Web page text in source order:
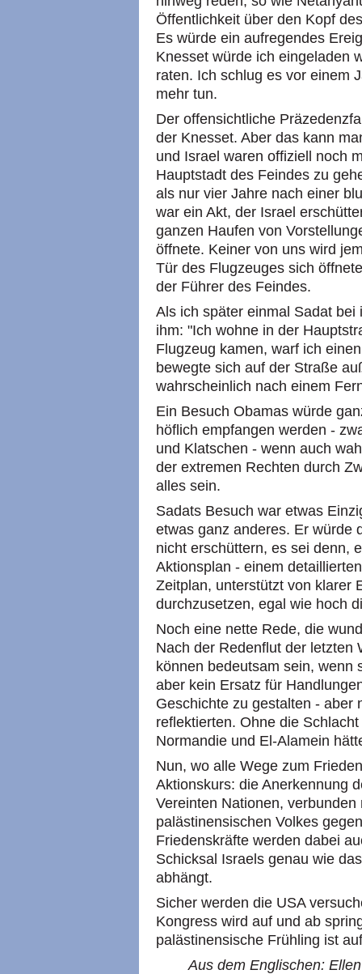
Öffentlichkeit über den Kopf
Es würde ein aufregendes
Knesset würde ich eingeladen
raten. Ich schlug es vor einem
mehr tun.
Der offensichtliche
der Knesset. Aber das kann
und Israel waren offiziell noch
Hauptstadt des Feindes zu
als nur vier Jahre nach einer
war ein Akt, der Israel
ganzen Haufen von
öffnete. Keiner von uns wird
Tür des Flugzeuges sich
der Führer des Feindes.
Als ich später einmal Sadat
ihm: "Ich wohne in der
Flugzeug kamen, warf ich
bewegte sich auf der Straße
wahrscheinlich nach einem
Ein Besuch Obamas würde
höflich empfangen werden -
und Klatschen - wenn auch
der extremen Rechten durch
alles sein.
Sadats Besuch war etwas
etwas ganz anderes. Er würde
nicht erschüttern, es sei denn,
Aktionsplan - einem
Zeitplan, unterstützt von klarer
durchzusetzen, egal wie hoch
Noch eine nette Rede, die
Nach der Redenflut der letzten
können bedeutsam sein, wenn
aber kein Ersatz für
Geschichte zu gestalten - aber
reflektierten. Ohne die
Normandie und El-Alamein
Nun, wo alle Wege zum
Aktionskurs: die Anerkennung
Vereinten Nationen,
palästinensischen Volkes
Friedenskräfte werden dabei
Schicksal Israels genau wie
abhängt.
Sicher werden die USA
Kongress wird auf und ab
palästinensische Frühling ist
Aus dem Englischen: